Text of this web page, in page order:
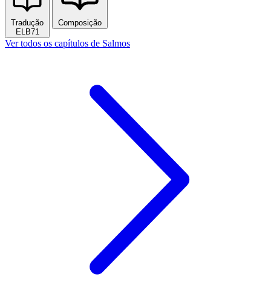
Tradução
ELB71
Composição
Ver todos os capítulos de Salmos